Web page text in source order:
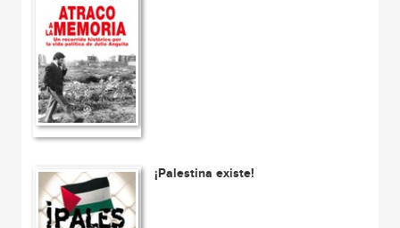
¡Palestina existe!